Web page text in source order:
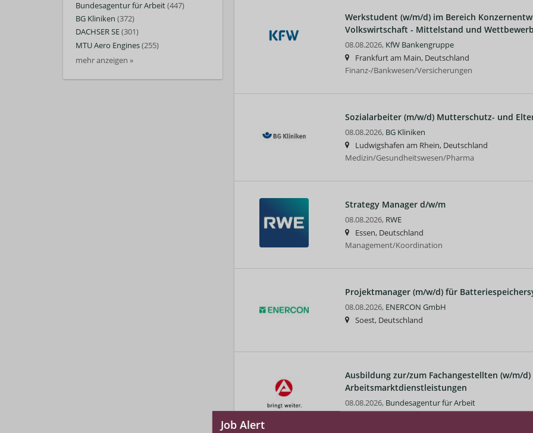
Bundesagentur für Arbeit(447)
BG Kliniken (372)
DACHSER SE(301)
MTU Aero Engines(255)
mehr anzeigen »
Werkstudent (w/m/d) im Bereich
Volkswirtschaft - Mittelstand und
08.08.2026, KfW Bankengruppe
Frankfurt am Main, Deutschland
Finanz-/Bankwesen/Versicherungen
Sozialarbeiter (m/w/d) Mutterschutz- und
08.08.2026, BG Kliniken
Ludwigshafen am Rhein, Deutschland
Medizin/Gesundheitswesen/Pharma
Strategy Manager d/w/m
08.08.2026, RWE
Essen, Deutschland
Management/Koordination
Projektmanager (m/w/d) für
08.08.2026, ENERCON GmbH
Soest, Deutschland
Ausbildung zur/zum Fachangestellten (w/m/
Arbeitsmarktdienstleistungen
08.08.2026, Bundesagentur für Arbeit
Rostock, Deutschland, Güstrow, Deutschland,